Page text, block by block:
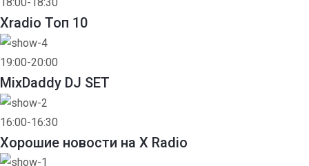
Xradio Топ 10
19:00-20:00
MixDaddy DJ SET
16:00-16:30
Хорошие новости на X Radio